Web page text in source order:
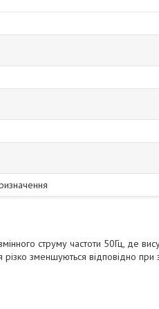
струму частоти 50Гц, де
різко зменшуються відповідно